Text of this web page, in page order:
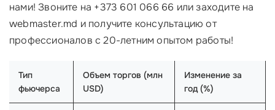
нами! Звоните на +373 601 066 66 или заходите на
webmaster.md и получите консультацию от
профессионалов с 20-летним опытом работы!
Тип
фьючерса
Объем торгов (млн
USD)
Изменение за
год (%)